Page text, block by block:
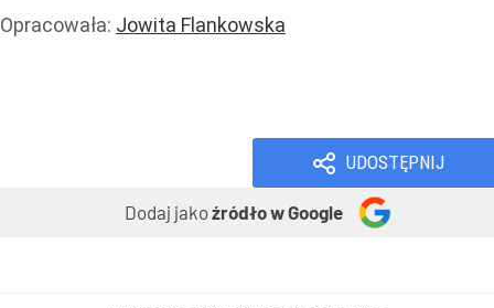
Opracowała: Jowita Flankowska
UDOSTĘPNIJ
Dodaj jakoźródło w Google